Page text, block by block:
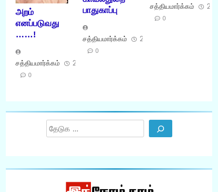
அறம்
எனப்படுவது
……!
சத்தியமார்க்கம் 29/05/2026
0
பாதுகாப்பு
சத்தியமார்க்கம் 27/12/2025
0
சத்தியமார்க்கம் 21/
0